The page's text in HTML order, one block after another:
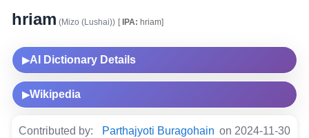
hriam (Mizo (Lushai)) [IPA: hriam]
▶AI Dictionary Details
▶Wikipedia
Contributed by: Parthajyoti Buragohain on 2024-11-30